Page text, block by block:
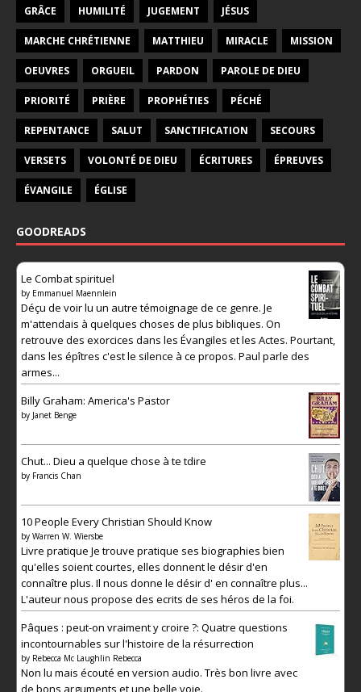
GRÂCE HUMILITÉ JUGEMENT JÉSUS
MARCHE CHRÉTIENNE MATTHIEU MIRACLE MISSION
OEUVRES ORGUEIL PARDON PAROLE DE DIEU
PRIORITÉ PRIÈRE PROPHÉTIES PÉCHÉ
REPENTANCE SALUT SANCTIFICATION SECOURS
VERSETS VOLONTÉ DE DIEU ÉCRITURES ÉPREUVES
ÉVANGILE ÉGLISE
GOODREADS
Le Combat spirituel
by Emmanuel Maennlein
Déçu de voir lu un autre témoignage de ce genre. Je
m'attendais à quelques choses de plus bibliques. On
retrouve des exorcices dans les Évangiles et les Actes. Pourtant,
dans les épîtres c'est le silence à ce propos. Paul parle des
armes...
Billy Graham: America's Pastor
by Janet Benge
Chut... Dieu a quelque chose à te tdire
by Francis Chan
10 People Every Christian Should Know
by Warren W. Wiersbe
Livre pratique Je trouve pratique ses biographies bien
qu'elles soient courtes, elles donnent le désir d'en
connaître plus. Il nous donne le désir d' en connaître plus...
L'auteur nous propose des ecrits de ses héros de la foi.
Pâques : peut-on vraiment y croire ?: Quatre questions
incontournables sur l'histoire de la résurrection
by Rebecca Mc Laughlin Rebecca
Non lu mais écouté en version audio. Très bon livre avec
de bons arguments et une belle voie.